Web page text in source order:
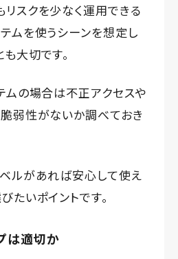
スクを少なく運用できる
ムを使うシーンを想定し
大切です。
ムの場合は不正アクセスや
弱性がないか調べておき
ルがあれば安心して使え
たいポイントです。
は適切か